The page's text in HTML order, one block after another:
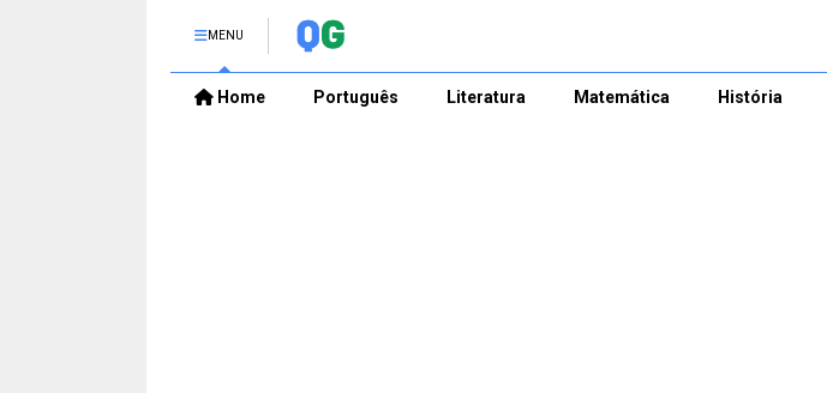
MENU
Home Português Literatura Matemática História